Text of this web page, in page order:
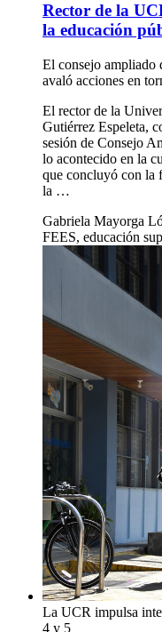
Rector de la
la educación
El consejo ampliado
avaló acciones en
El rector de la
Gutiérrez Espeleta,
sesión de Consejo
lo acontecido en la
que concluyó con la
la …
Gabriela Mayorga
FEES, educación
La UCR impulsa
4 y 5